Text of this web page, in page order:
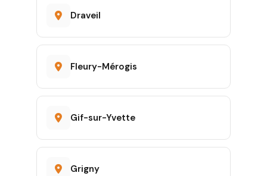
Draveil
Fleury-Mérogis
Gif-sur-Yvette
Grigny